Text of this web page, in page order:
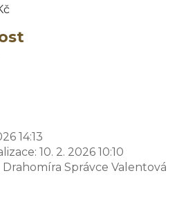
14:13
10. 2. 2026 10:10
Drahomíra Správce Valentová